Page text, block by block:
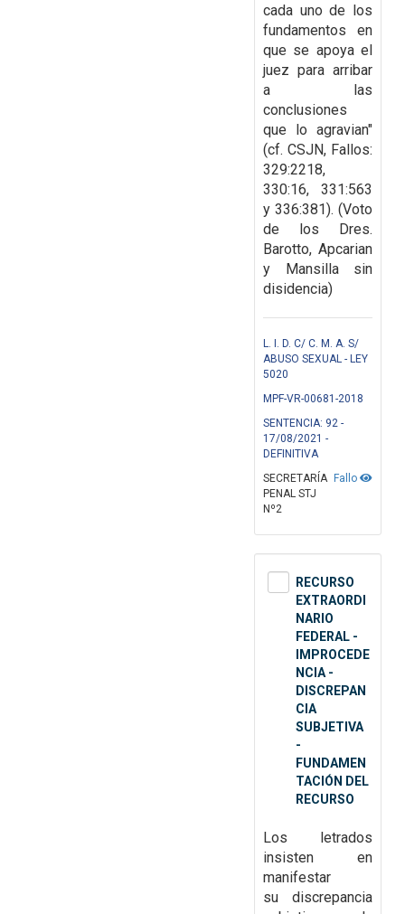
cada uno de los
fundamentos en
que se apoya el
juez para arribar
a las
conclusiones
que lo agravian"
(cf. CSJN, Fallos:
329:2218,
330:16, 331:563
y 336:381). (Voto
de los Dres.
Barotto, Apcarian
y Mansilla sin
disidencia)
L. I. D. C/ C. M. A. S/
ABUSO SEXUAL - LEY
5020
MPF-VR-00681-2018
SENTENCIA: 92 -
17/08/2021 -
DEFINITIVA
Fallo
SECRETARÍA
PENAL STJ
Nº2
RECURSO
EXTRAORDI
NARIO
FEDERAL -
IMPROCEDE
NCIA -
DISCREPAN
CIA
SUBJETIVA
-
FUNDAMEN
TACIÓN DEL
RECURSO
Los letrados
insisten en
manifestar
su discrepancia